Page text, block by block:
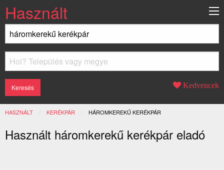
Használt
Kedvencek
HASZNÁLT KERÉKPÁR JELENLEGI:
HÁROMKEREKŰ KERÉKPÁR
Használt háromkerekű kerékpár eladó